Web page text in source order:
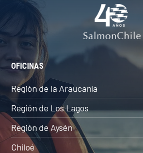
OFICINAS
Región de la Araucanía
Región de Los Lagos
Región de Aysén
Chiloé